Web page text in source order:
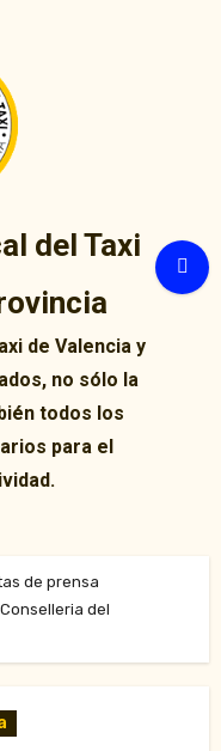
del Taxi
de Valencia y
no sólo la
todos los
para el
de prensa
del